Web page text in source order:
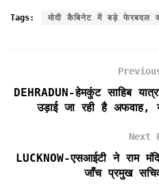
c
k
i
a
a
p
i
i
r
i
e
d
l
y
a
Tags: मोदी कैबिनेट में बड़े फेरबदल
DEHRADUN-हेमकुंट साहिब
उड़ाई जा रही है अफवाह,
Next
LUCKNOW-एसआईटी ने राम
जाँच प्रमुख